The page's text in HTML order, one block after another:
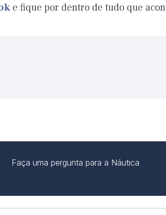
e fique por dentro de tudo que
Faça uma pergunta para a Náutica